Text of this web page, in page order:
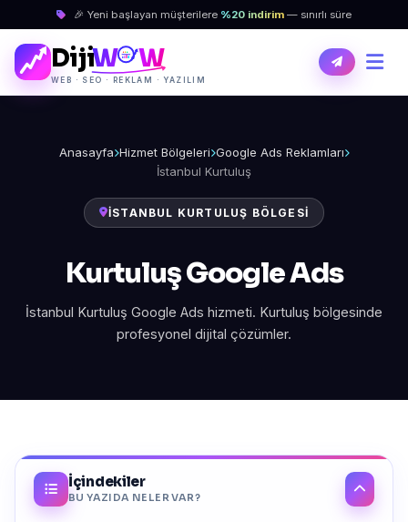
🎉 Yeni başlayan müşterilere %20 indirim — sınırlı süre
DijiW W
WEB · SEO · REKLAM · YAZILIM
Anasayfa Hizmet Bölgeleri Google Ads Reklamları
İstanbul Kurtuluş
İSTANBUL KURTULUŞ BÖLGESI
Kurtuluş Google Ads
İstanbul Kurtuluş Google Ads hizmeti. Kurtuluş bölgesinde
profesyonel dijital çözümler.
İçindekiler
BU YAZIDA NELER VAR?